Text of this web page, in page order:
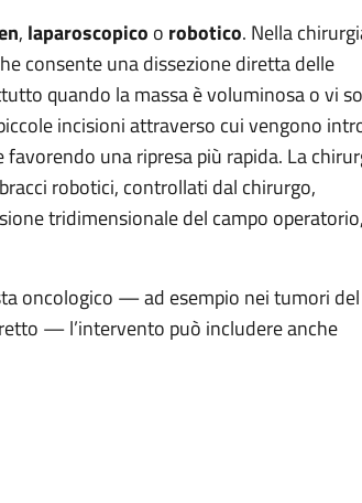
, laparoscopico o robotico. Nella
consente una dissezione diretta delle
quando la massa è voluminosa o vi
incisioni attraverso cui vengono
una ripresa più rapida. La
robotici, controllati dal chirurgo,
tridimensionale del campo operatorio,
oncologico — ad esempio nei tumori
— l’intervento può includere anche